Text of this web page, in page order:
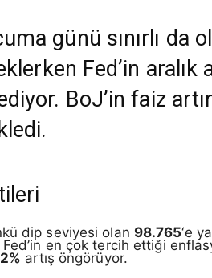
günü sınırlı da
Fed’in aralık
BoJ’in faiz
dip seviyesi olan 98.765‘e
en çok tercih ettiği
artış öngörüyor.